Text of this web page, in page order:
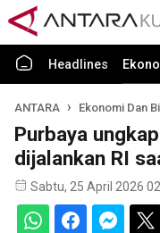
Headlines
ANTARA Ekonomi Dan
Purbaya
dijalankan RI
Sabtu, 25 April 2026